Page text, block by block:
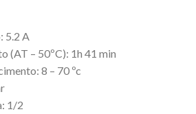
5.2 A
(AT – 50ºC): 1h 41 min
8 – 70 ºc
1/2